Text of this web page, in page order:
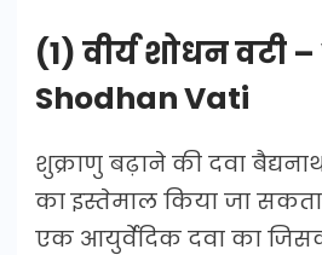
(1) वीर्य शोधन वटी
Shodhan Vati
शुक्राणु बढ़ाने की दवा
का इस्तेमाल किया जा सकता
एक आयुर्वेदिक दवा का